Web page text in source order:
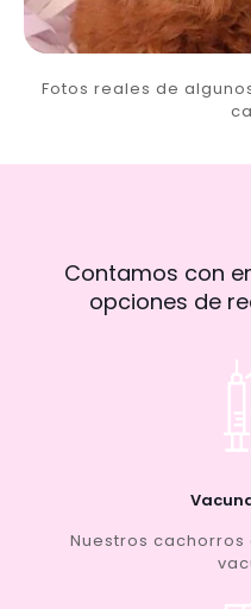
Fotos reales de
Contamos con
opciones de
Nuestros